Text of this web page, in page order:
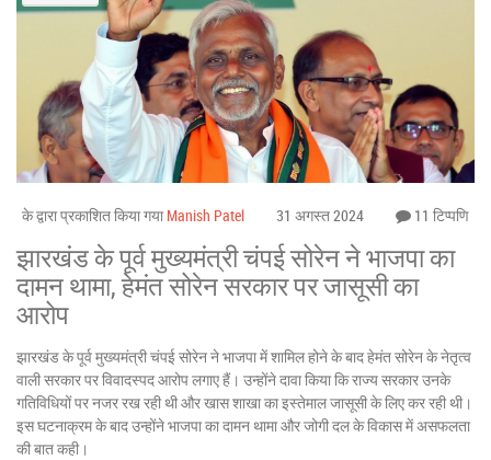
के द्वारा प्रकाशित किया गया Manish Patel 31 अगस्त 2024 11 टिप्पणि
झारखंड के पूर्व मुख्यमंत्री चंपई सोरेन ने भाजपा का
दामन थामा, हेमंत सोरेन सरकार पर जासूसी का
आरोप
झारखंड के पूर्व मुख्यमंत्री चंपई सोरेन ने भाजपा में शामिल होने के बाद हेमंत सोरेन के नेतृत्व
वाली सरकार पर विवादस्पद आरोप लगाए हैं। उन्होंने दावा किया कि राज्य सरकार उनके
गतिविधियों पर नजर रख रही थी और खास शाखा का इस्तेमाल जासूसी के लिए कर रही थी।
इस घटनाक्रम के बाद उन्होंने भाजपा का दामन थामा और जोगी दल के विकास में असफलता
की बात कही।